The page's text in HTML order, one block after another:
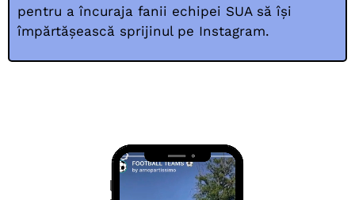
pentru a încuraja fanii echipei SUA să își
împărtășească sprijinul pe Instagram.